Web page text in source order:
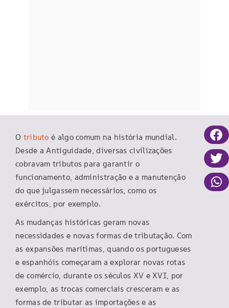
O tributo é algo comum na história mundial.
Desde a Antiguidade, diversas civilizações
cobravam tributos para garantir o
funcionamento, administração e a manutenção
do que julgassem necessários, como os
exércitos, por exemplo.
As mudanças históricas geram novas
necessidades e novas formas de tributação. Com
as expansões marítimas, quando os portugueses
e espanhóis começaram a explorar novas rotas
de comércio, durante os séculos XV e XVI, por
exemplo, as trocas comerciais cresceram e as
formas de tributar as importações e as